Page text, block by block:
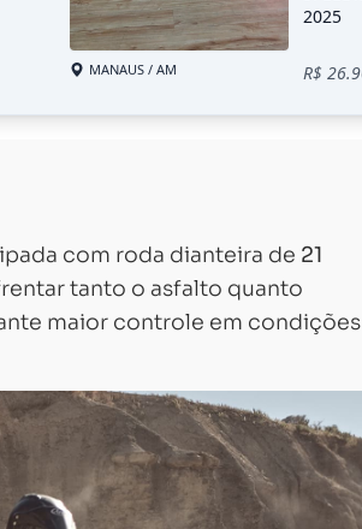
com roda dianteira de 21
tanto o asfalto quanto
maior controle em condições
Carregando...
Carregando...